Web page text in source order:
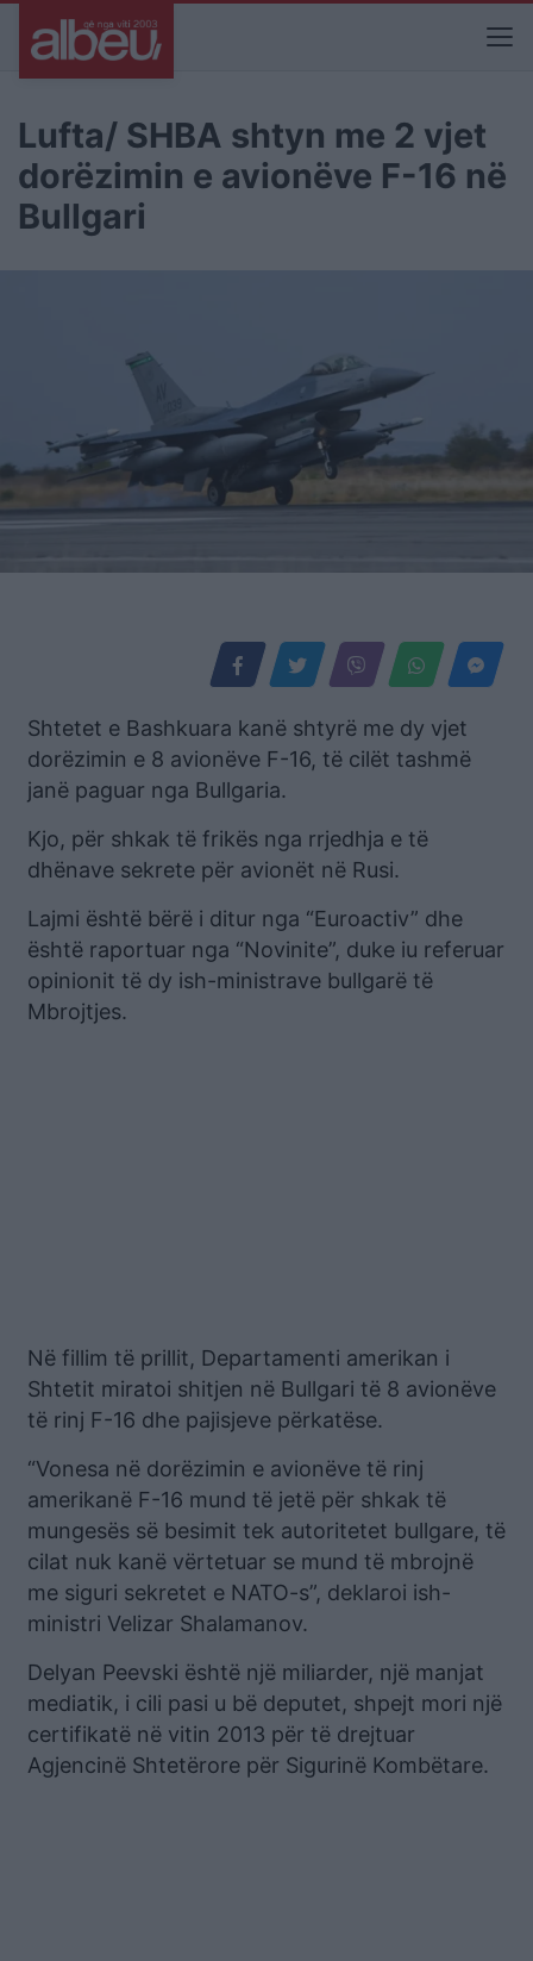
Lufta/ SHBA shtyn me 2 vjet
dorëzimin e avionëve F-16 në
Bullgari
Shtetet e Bashkuara kanë shtyrë me dy vjet
dorëzimin e 8 avionëve F-16, të cilët tashmë
janë paguar nga Bullgaria.
Kjo, për shkak të frikës nga rrjedhja e të
dhënave sekrete për avionët në Rusi.
Lajmi është bërë i ditur nga “Euroactiv” dhe
është raportuar nga “Novinite”, duke iu referuar
opinionit të dy ish-ministrave bullgarë të
Mbrojtjes.
Në fillim të prillit, Departamenti amerikan i
Shtetit miratoi shitjen në Bullgari të 8 avionëve
të rinj F-16 dhe pajisjeve përkatëse.
“Vonesa në dorëzimin e avionëve të rinj
amerikanë F-16 mund të jetë për shkak të
mungesës së besimit tek autoritetet bullgare, të
cilat nuk kanë vërtetuar se mund të mbrojnë
me siguri sekretet e NATO-s”, deklaroi ish-
ministri Velizar Shalamanov.
Delyan Peevski është një miliarder, një manjat
mediatik, i cili pasi u bë deputet, shpejt mori një
certifikatë në vitin 2013 për të drejtuar
Agjencinë Shtetërore për Sigurinë Kombëtare.